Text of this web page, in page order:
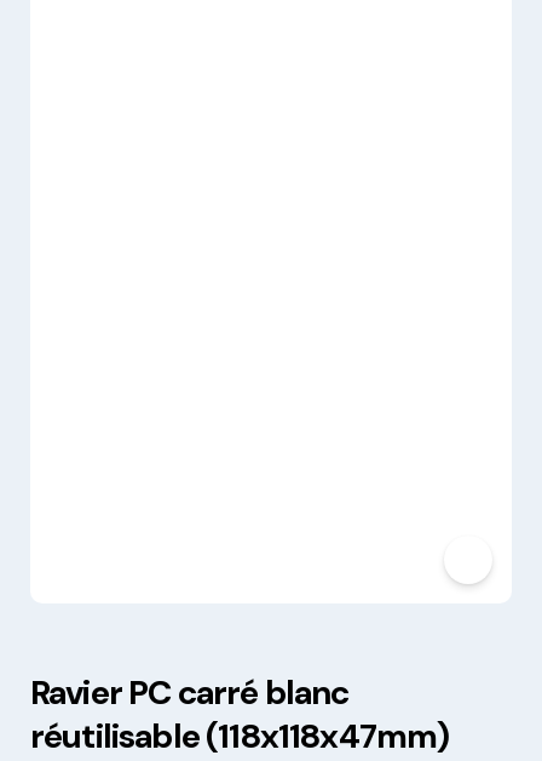
Ravier PC carré blanc
réutilisable (118x118x47mm)